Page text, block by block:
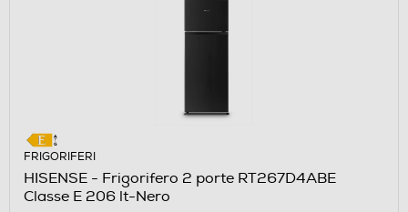
FRIGORIFERI
HISENSE - Frigorifero 2 porte RT267D4ABE
Classe E 206 lt-Nero